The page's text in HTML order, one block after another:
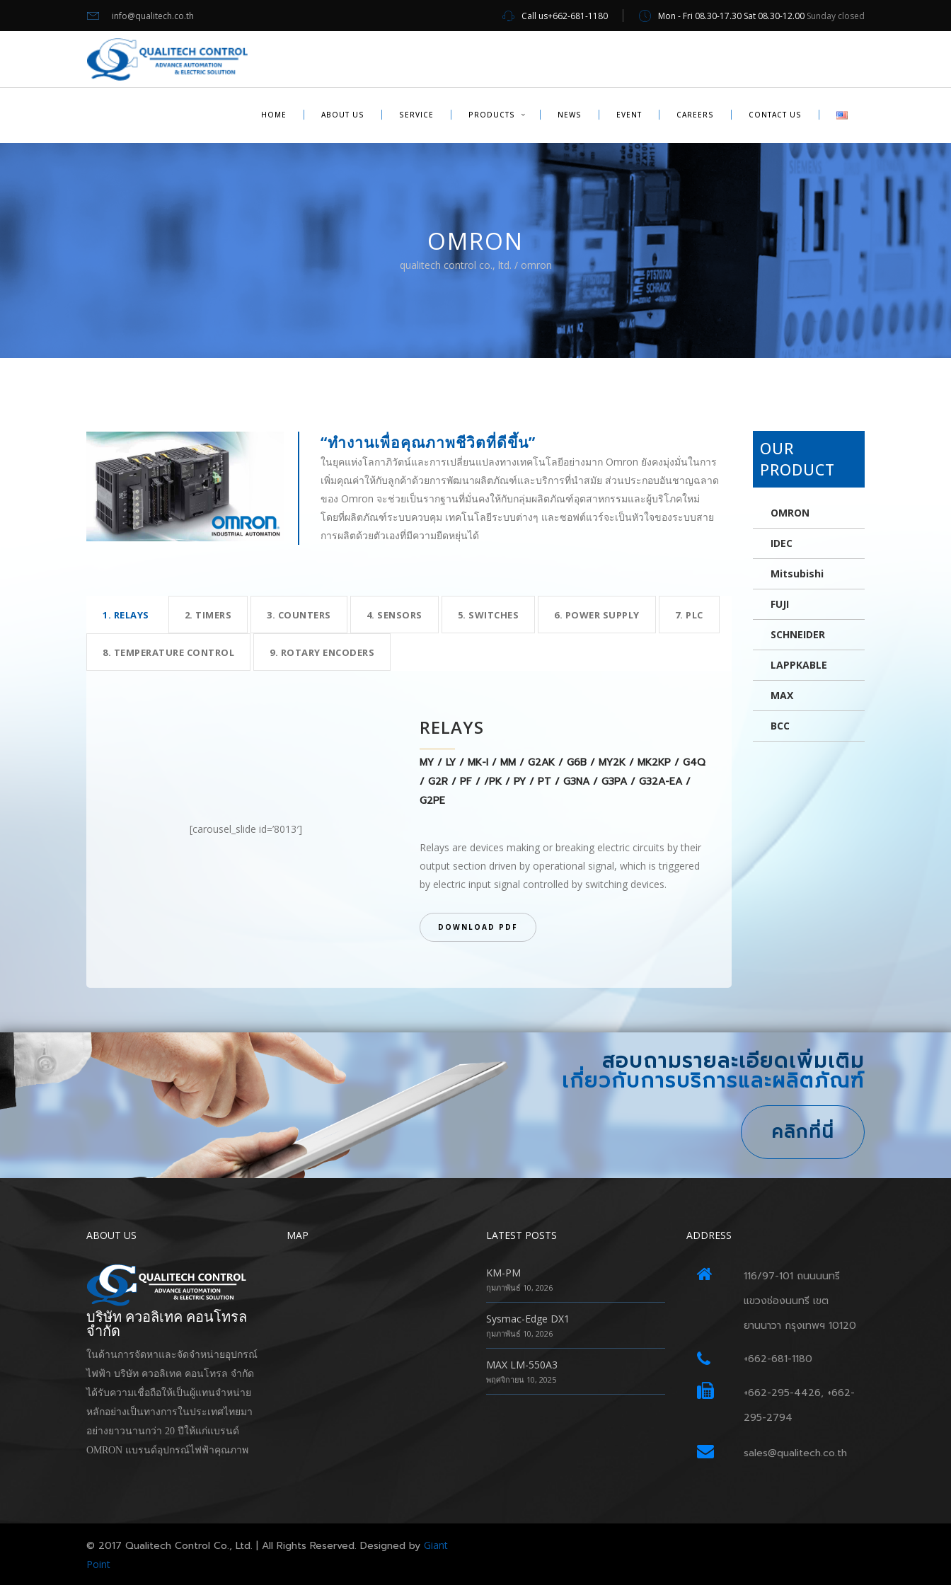
info@qualitech.co.th Call us+662-681-1180 Mon - Fri 08.30-17.30 Sat 08.30-12.00 Sunday closed
HOME ABOUT US SERVICE PRODUCTS NEWS EVENT CAREERS CONTACT US
OMRON
qualitech control co., ltd. / omron
“ทำงานเพื่อคุณภาพชีวิตที่ดีขึ้น”
ในยุคแห่งโลกาภิวัตน์และการเปลี่ยนแปลงทางเทคโนโลยีอย่างมาก Omron ยังคงมุ่งมั่นในการ
เพิ่มคุณค่าให้กับลูกค้าด้วยการพัฒนาผลิตภัณฑ์และบริการที่นำสมัย ส่วนประกอบอันชาญฉลาด
ของ Omron จะช่วยเป็นรากฐานที่มั่นคงให้กับกลุ่มผลิตภัณฑ์อุตสาหกรรมและผู้บริโภคใหม่
โดยที่ผลิตภัณฑ์ระบบควบคุม เทคโนโลยีระบบต่างๆ และซอฟต์แวร์จะเป็นหัวใจของระบบสาย
การผลิตด้วยตัวเองที่มีความยืดหยุ่นได้
1. RELAYS 2. TIMERS 3. COUNTERS 4. SENSORS 5. SWITCHES 6. POWER SUPPLY 7. PLC
8. TEMPERATURE CONTROL 9. ROTARY ENCODERS
[carousel_slide id=’8013′]
RELAYS
MY / LY / MK-I / MM / G2AK / G6B / MY2K / MK2KP / G4Q
/ G2R / PF / /PK / PY / PT / G3NA / G3PA / G32A-EA /
G2PE
Relays are devices making or breaking electric circuits by their
output section driven by operational signal, which is triggered
by electric input signal controlled by switching devices.
DOWNLOAD PDF
OUR
PRODUCT
OMRON
IDEC
Mitsubishi
FUJI
SCHNEIDER
LAPPKABLE
MAX
BCC
สอบถามรายละเอียดเพิ่มเติม
เกี่ยวกับการบริการและผลิตภัณฑ์
คลิกที่นี่
ABOUT US
บริษัท ควอลิเทค คอนโทรล
จำกัด
ในด้านการจัดหาและจัดจำหน่ายอุปกรณ์
ไฟฟ้า บริษัท ควอลิเทค คอนโทรล จำกัด
ได้รับความเชื่อถือให้เป็นผู้แทนจำหน่าย
หลักอย่างเป็นทางการในประเทศไทยมา
อย่างยาวนานกว่า 20 ปีให้แก่แบรนด์
OMRON แบรนด์อุปกรณ์ไฟฟ้าคุณภาพ
MAP LATEST POSTS
KM-PM
กุมภาพันธ์ 10, 2026
Sysmac-Edge DX1
กุมภาพันธ์ 10, 2026
MAX LM-550A3
พฤศจิกายน 10, 2025
ADDRESS
116/97-101 ถนนนนทรี
แขวงช่องนนทรี เขต
ยานนาวา กรุงเทพฯ 10120
+662-681-1180
+662-295-4426, +662-
295-2794
sales@qualitech.co.th
© 2017 Qualitech Control Co., Ltd. | All Rights Reserved. Designed by Giant
Point